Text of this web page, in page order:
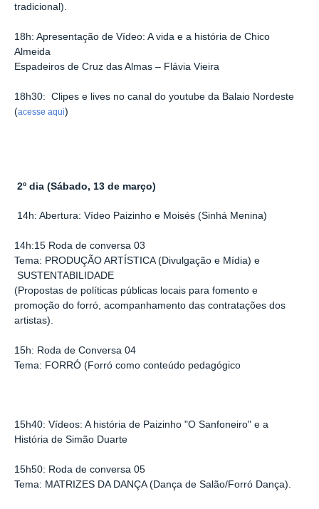
tradicional).
18h: Apresentação de Vídeo: A vida e a história de Chico
Almeida
Espadeiros de Cruz das Almas – Flávia Vieira
18h30: Clipes e lives no canal do youtube da Balaio Nordeste
(acesse aqui)
2º dia (Sábado, 13 de março)
14h: Abertura: Vídeo Paizinho e Moisés (Sinhá Menina)
14h:15 Roda de conversa 03
Tema: PRODUÇÃO ARTÍSTICA (Divulgação e Mídia) e
SUSTENTABILIDADE
(Propostas de políticas públicas locais para fomento e
promoção do forró, acompanhamento das contratações dos
artistas).
15h: Roda de Conversa 04
Tema: FORRÓ (Forró como conteúdo pedagógico
15h40: Vídeos: A história de Paizinho "O Sanfoneiro" e a
História de Simão Duarte
15h50: Roda de conversa 05
Tema: MATRIZES DA DANÇA (Dança de Salão/Forró Dança).